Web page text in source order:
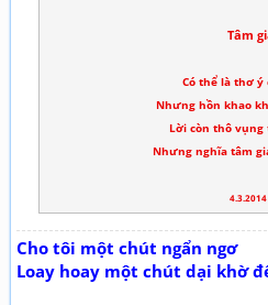
Tâm
Có thể là thơ ý
Nhưng hồn khao
Lời còn thô
Nhưng nghĩa tâm
4.3.2014
Cho tôi một chút ngẩn ngơ
Loay hoay một chút dại khờ